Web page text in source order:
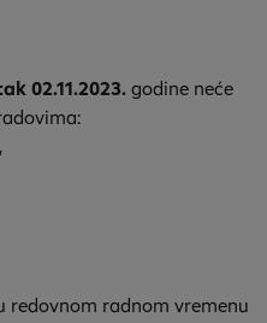
02.11.2023. godine neće
redovnom radnom vremenu